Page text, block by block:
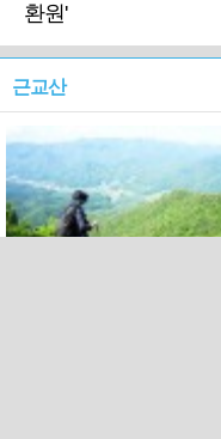
환원'
근교산